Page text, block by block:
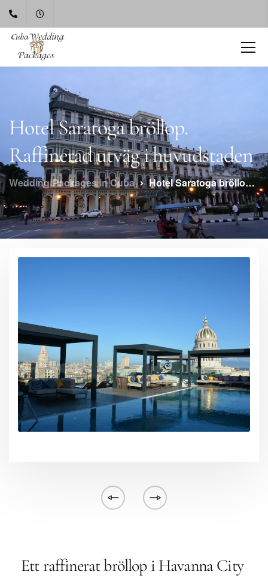
Hotel Saratoga bröllop.
Raffinerad utväg i huvudstaden
Wedding Packages in Cuba Hotel Saratoga bröllop. Raffinerad utväg i huvudstaden
Ett raffinerat bröllop i Havanna City